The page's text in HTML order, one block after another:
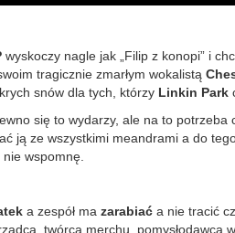
wyskoczy nagle jak „Filip z konopi” i
tragicznie zmarłym wokalistą
snów dla tych, którzy Linkin Park
się to wydarzy, ale na to
ją ze wszystkimi meandrami a do
wspomnę.
a zespół ma zarabiać a nie tracić
twórca merchu, pomysłodawca